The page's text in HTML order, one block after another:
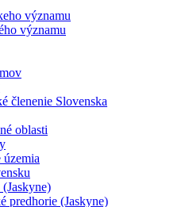
významu
významu
členenie Slovenska
oblasti
územia
predhorie (Jaskyne)